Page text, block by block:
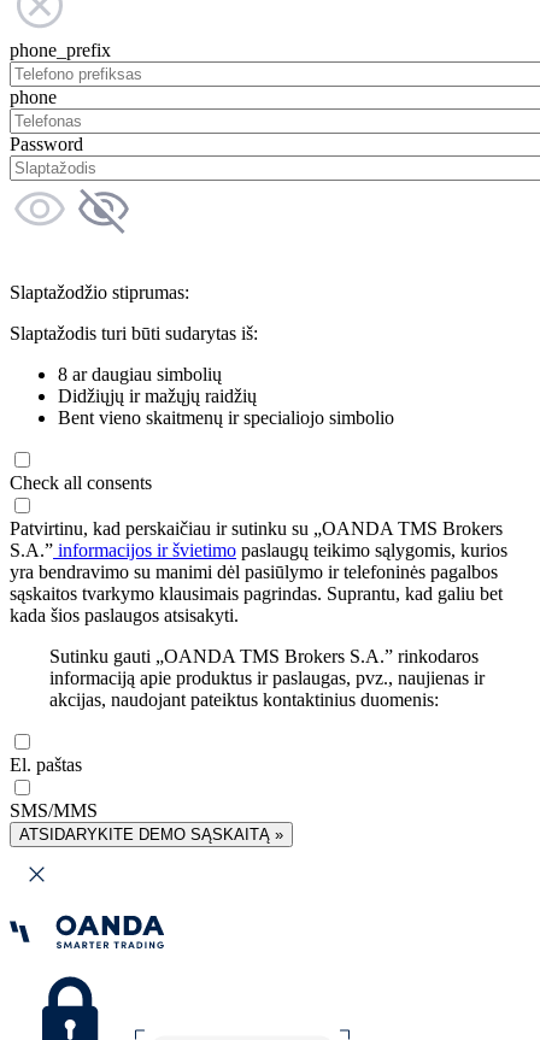
phone_prefix
phone
Password
Slaptažodžio stiprumas:
Slaptažodis turi būti sudarytas iš:
8 ar daugiau simbolių
Didžiųjų ir mažųjų raidžių
Bent vieno skaitmenų ir specialiojo simbolio
Check all consents
Patvirtinu, kad perskaičiau ir sutinku su „OANDA TMS Brokers
S.A.” informacijos ir švietimo paslaugų teikimo sąlygomis, kurios
yra bendravimo su manimi dėl pasiūlymo ir telefoninės pagalbos
sąskaitos tvarkymo klausimais pagrindas. Suprantu, kad galiu bet
kada šios paslaugos atsisakyti.
Sutinku gauti „OANDA TMS Brokers S.A.” rinkodaros
informaciją apie produktus ir paslaugas, pvz., naujienas ir
akcijas, naudojant pateiktus kontaktinius duomenis:
El. paštas
SMS/MMS
ATSIDARYKITE DEMO SĄSKAITĄ »